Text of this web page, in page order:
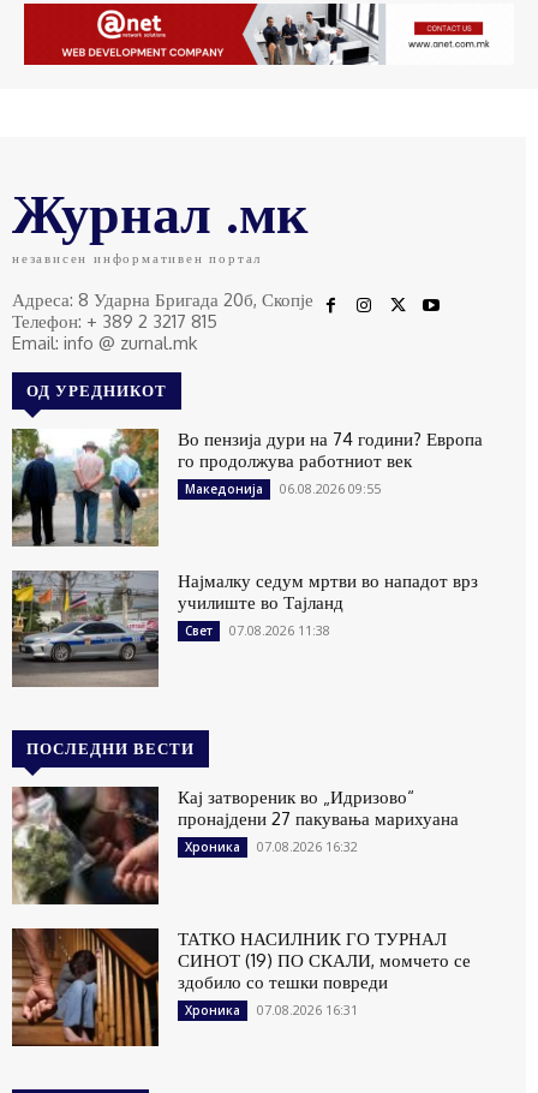
Журнал .мк
независен информативен портал
Адреса: 8 Ударна Бригада 20б, Скопје
Телефон: + 389 2 3217 815
Email: info @ zurnal.mk
ОД УРЕДНИКОТ
Во пензија дури на 74 години? Европа
го продолжува работниот век
Македонија 06.08.2026 09:55
Најмалку седум мртви во нападот врз
училиште во Тајланд
Свет 07.08.2026 11:38
ПОСЛЕДНИ ВЕСТИ
Кај затвореник во „Идризово“
пронајдени 27 пакувања марихуана
Хроника 07.08.2026 16:32
ТАТКО НАСИЛНИК ГО ТУРНАЛ
СИНОТ (19) ПО СКАЛИ, момчето се
здобило со тешки повреди
Хроника 07.08.2026 16:31